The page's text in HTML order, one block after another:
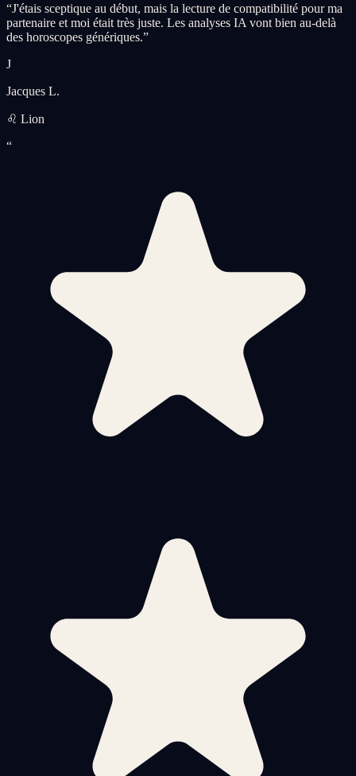
“J'étais sceptique au début, mais la lecture de compatibilité pour ma
partenaire et moi était très juste. Les analyses IA vont bien au-delà
des horoscopes génériques.”
J
Jacques L.
♌ Lion
“